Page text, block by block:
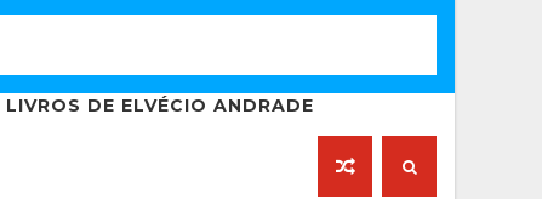
LIVROS DE ELVÉCIO ANDRADE